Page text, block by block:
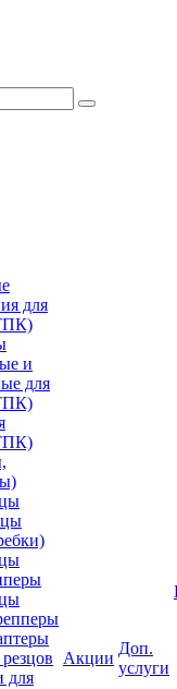
для
и
для
резцов
для
Акции
Доп.
услуги